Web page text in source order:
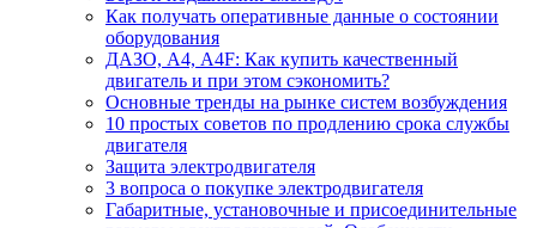
Как получать оперативные данные о состоянии
оборудования
ДАЗО, А4, А4F: Как купить качественный
двигатель и при этом сэкономить?
Основные тренды на рынке систем возбуждения
10 простых советов по продлению срока службы
двигателя
Защита электродвигателя
3 вопроса о покупке электродвигателя
Габаритные, установочные и присоединительные